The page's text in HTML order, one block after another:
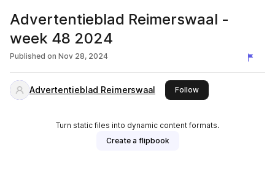
Advertentieblad Reimerswaal -
week 48 2024
Published on Nov 28, 2024
Advertentieblad Reimerswaal Followthis publisher
Turn static files into dynamic content formats.
Create a flipbook